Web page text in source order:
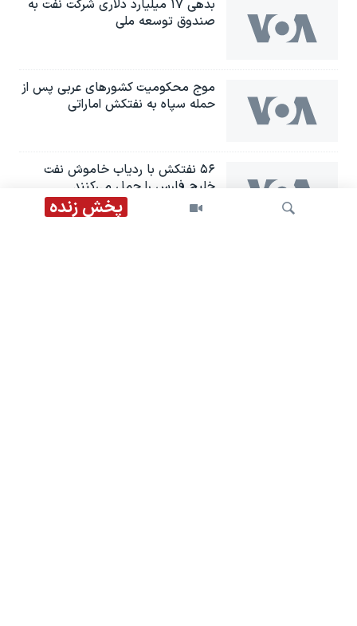
پخش زنده
بدهی ۱۷ میلیارد دلاری شرکت نفت به
صندوق توسعه ملی
موج محکومیت کشورهای عربی پس از
حمله سپاه به نفتکش اماراتی
۵۶ نفتکش با ردیاب خاموش نفت
خلیج فارس را حمل می‌کنند